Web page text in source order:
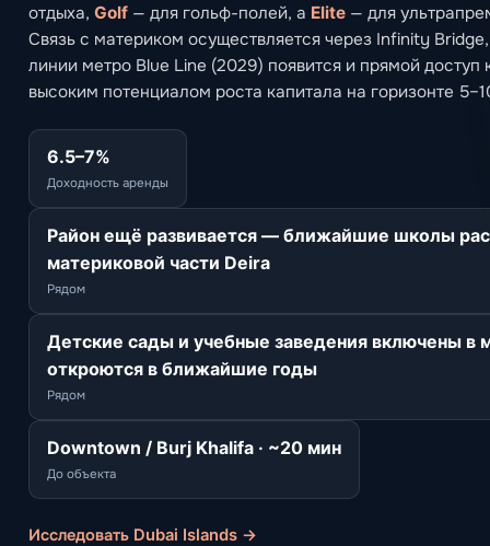
отдыха, Golf — для гольф-полей, а Elite — для
Связь с материком осуществляется через Infinity
линии метро Blue Line (2029) появится и прямой доступ
высоким потенциалом роста капитала на горизонте
6.5–7%
Доходность аренды
Район ещё развивается — ближайшие школы
материковой части Deira
Рядом
Детские сады и учебные заведения включены в
откроются в ближайшие годы
Рядом
Downtown / Burj Khalifa · ~20 мин
До объекта
Исследовать Dubai Islands →